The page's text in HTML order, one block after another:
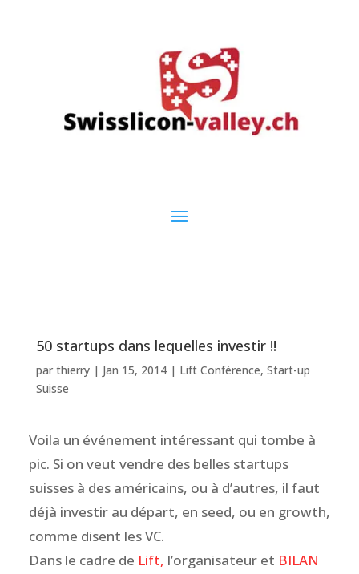
50 startups dans lequelles investir !!
par thierry| Jan 15, 2014| Lift Conférence, Start-up
Suisse
Voila un événement intéressant qui tombe à
pic. Si on veut vendre des belles startups
suisses à des américains, ou à d’autres, il faut
déjà investir au départ, en seed, ou en growth,
comme disent les VC.
Dans le cadre de Lift, l’organisateur et BILAN